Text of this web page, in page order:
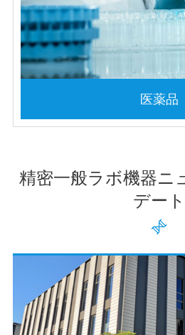
医薬品
精密一般ラボ機器ニ
デート
